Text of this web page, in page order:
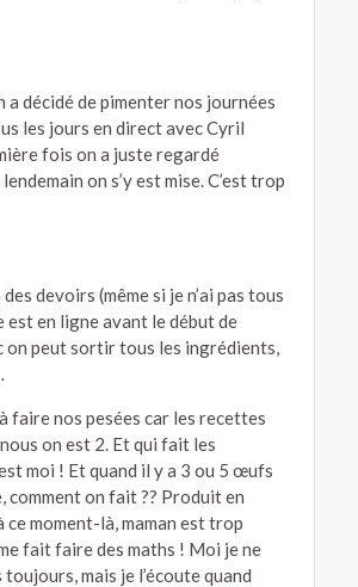
a décidé de pimenter nos journées
les jours en direct avec Cyril
fois on a juste regardé
on s’y est mise. C’est trop
devoirs (même si je n’ai pas tous
est en ligne avant le début de
on peut sortir tous les ingrédients,
faire nos pesées car les recettes
on est 2. Et qui fait les
moi ! Et quand il y a 3 ou 5 œufs
comment on fait ?? Produit en
moment-là, maman est trop
fait faire des maths ! Moi je ne
toujours, mais je l’écoute quand